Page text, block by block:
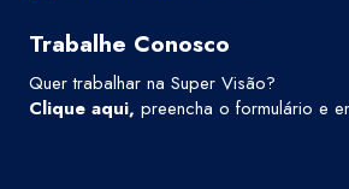
Trabalhe Conosco
Quer trabalhar na Super Visão?
Clique aqui, preencha o formulário e